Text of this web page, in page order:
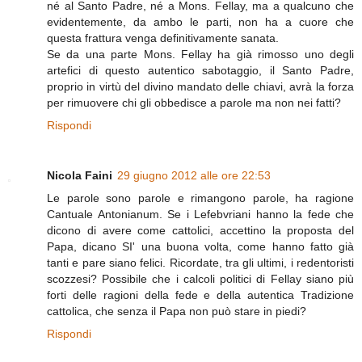
né al Santo Padre, né a Mons. Fellay, ma a qualcuno che
evidentemente, da ambo le parti, non ha a cuore che
questa frattura venga definitivamente sanata.
Se da una parte Mons. Fellay ha già rimosso uno degli
artefici di questo autentico sabotaggio, il Santo Padre,
proprio in virtù del divino mandato delle chiavi, avrà la forza
per rimuovere chi gli obbedisce a parole ma non nei fatti?
Rispondi
Nicola Faini 29 giugno 2012 alle ore 22:53
Le parole sono parole e rimangono parole, ha ragione
Cantuale Antonianum. Se i Lefebvriani hanno la fede che
dicono di avere come cattolici, accettino la proposta del
Papa, dicano SI' una buona volta, come hanno fatto già
tanti e pare siano felici. Ricordate, tra gli ultimi, i redentoristi
scozzesi? Possibile che i calcoli politici di Fellay siano più
forti delle ragioni della fede e della autentica Tradizione
cattolica, che senza il Papa non può stare in piedi?
Rispondi